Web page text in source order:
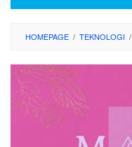
HOMEPAGE / TEKNOLOGI /